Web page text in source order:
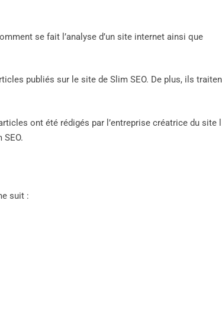
se fait l’analyse d’un site internet ainsi que
publiés sur le site de Slim SEO. De plus, ils
ont été rédigés par l’entreprise créatrice du site
suit :